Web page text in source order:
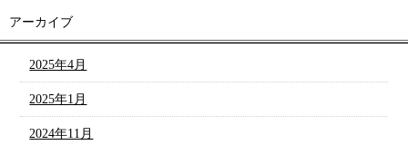
アーカイブ
2025年4月
2025年1月
2024年11月